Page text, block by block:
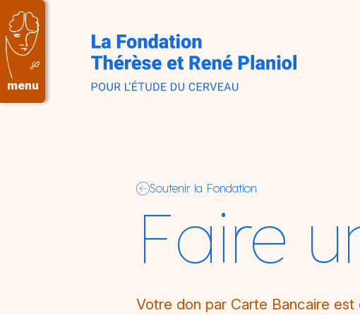
Aller au contenu principal
menu
Soutenir la Fondation
Faire
Votre don par Carte Bancaire